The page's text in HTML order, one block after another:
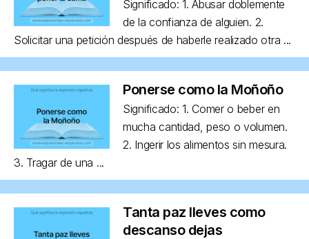
Significado: 1. Abusar doblemente
de la confianza de alguien. 2.
Solicitar una petición después de haberle realizado otra ...
Ponerse como la Moñoño
Significado: 1. Comer o beber en
mucha cantidad, peso o volumen.
2. Ingerir los alimentos sin mesura.
3. Tragar de una ...
Tanta paz lleves como
descanso dejas